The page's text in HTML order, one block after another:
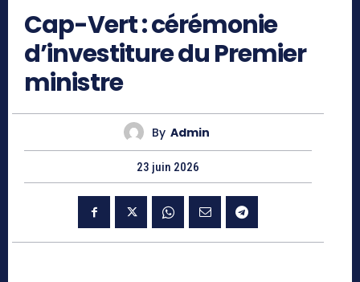
Cap-Vert : cérémonie
d’investiture du Premier
ministre
By Admin
23 juin 2026